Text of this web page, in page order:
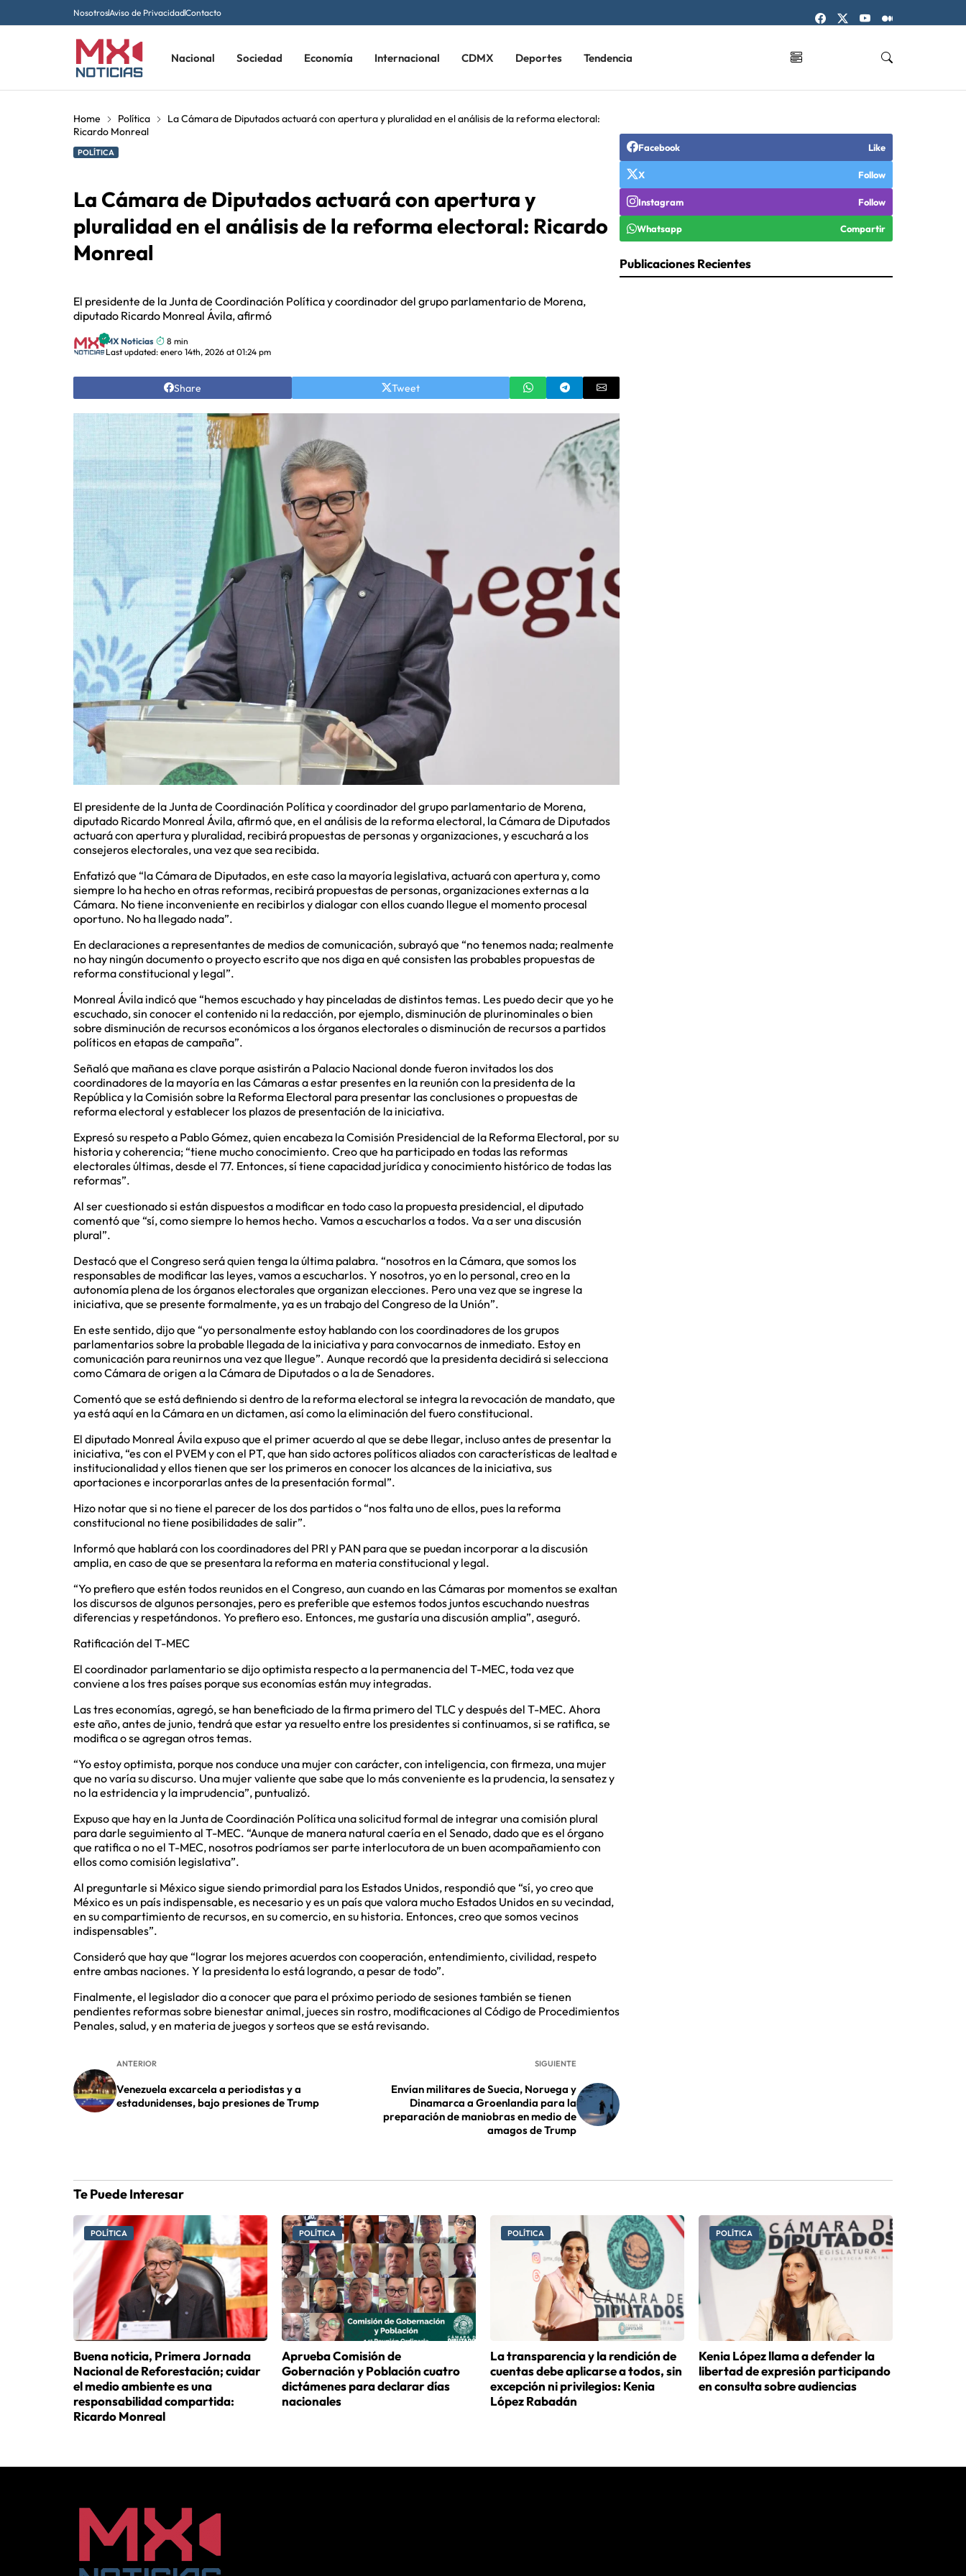
NosotrosAviso de PrivacidadContacto
Nacional Sociedad Economía Internacional CDMX Deportes Tendencia
Home Política
La Cámara de Diputados actuará con apertura y pluralidad en el análisis de la reforma electoral:
Ricardo Monreal
POLÍTICA
La Cámara de Diputados actuará con apertura y
pluralidad en el análisis de la reforma electoral: Ricardo
Monreal
El presidente de la Junta de Coordinación Política y coordinador del grupo parlamentario de Morena,
diputado Ricardo Monreal Ávila, afirmó
MX Noticias
8 min
Last updated: enero 14th, 2026 at 01:24 pm
Share Tweet
El presidente de la Junta de Coordinación Política y coordinador del grupo parlamentario de Morena,
diputado Ricardo Monreal Ávila, afirmó que, en el análisis de la reforma electoral, la Cámara de Diputados
actuará con apertura y pluralidad, recibirá propuestas de personas y organizaciones, y escuchará a los
consejeros electorales, una vez que sea recibida.
Enfatizó que “la Cámara de Diputados, en este caso la mayoría legislativa, actuará con apertura y, como
siempre lo ha hecho en otras reformas, recibirá propuestas de personas, organizaciones externas a la
Cámara. No tiene inconveniente en recibirlos y dialogar con ellos cuando llegue el momento procesal
oportuno. No ha llegado nada”.
En declaraciones a representantes de medios de comunicación, subrayó que “no tenemos nada; realmente
no hay ningún documento o proyecto escrito que nos diga en qué consisten las probables propuestas de
reforma constitucional y legal”.
Monreal Ávila indicó que “hemos escuchado y hay pinceladas de distintos temas. Les puedo decir que yo he
escuchado, sin conocer el contenido ni la redacción, por ejemplo, disminución de plurinominales o bien
sobre disminución de recursos económicos a los órganos electorales o disminución de recursos a partidos
políticos en etapas de campaña”.
Señaló que mañana es clave porque asistirán a Palacio Nacional donde fueron invitados los dos
coordinadores de la mayoría en las Cámaras a estar presentes en la reunión con la presidenta de la
República y la Comisión sobre la Reforma Electoral para presentar las conclusiones o propuestas de
reforma electoral y establecer los plazos de presentación de la iniciativa.
Expresó su respeto a Pablo Gómez, quien encabeza la Comisión Presidencial de la Reforma Electoral, por su
historia y coherencia; “tiene mucho conocimiento. Creo que ha participado en todas las reformas
electorales últimas, desde el 77. Entonces, sí tiene capacidad jurídica y conocimiento histórico de todas las
reformas”.
Al ser cuestionado si están dispuestos a modificar en todo caso la propuesta presidencial, el diputado
comentó que “sí, como siempre lo hemos hecho. Vamos a escucharlos a todos. Va a ser una discusión
plural”.
Destacó que el Congreso será quien tenga la última palabra. “nosotros en la Cámara, que somos los
responsables de modificar las leyes, vamos a escucharlos. Y nosotros, yo en lo personal, creo en la
autonomía plena de los órganos electorales que organizan elecciones. Pero una vez que se ingrese la
iniciativa, que se presente formalmente, ya es un trabajo del Congreso de la Unión”.
En este sentido, dijo que “yo personalmente estoy hablando con los coordinadores de los grupos
parlamentarios sobre la probable llegada de la iniciativa y para convocarnos de inmediato. Estoy en
comunicación para reunirnos una vez que llegue”. Aunque recordó que la presidenta decidirá si selecciona
como Cámara de origen a la Cámara de Diputados o a la de Senadores.
Comentó que se está definiendo si dentro de la reforma electoral se integra la revocación de mandato, que
ya está aquí en la Cámara en un dictamen, así como la eliminación del fuero constitucional.
El diputado Monreal Ávila expuso que el primer acuerdo al que se debe llegar, incluso antes de presentar la
iniciativa, “es con el PVEM y con el PT, que han sido actores políticos aliados con características de lealtad e
institucionalidad y ellos tienen que ser los primeros en conocer los alcances de la iniciativa, sus
aportaciones e incorporarlas antes de la presentación formal”.
Hizo notar que si no tiene el parecer de los dos partidos o “nos falta uno de ellos, pues la reforma
constitucional no tiene posibilidades de salir”.
Informó que hablará con los coordinadores del PRI y PAN para que se puedan incorporar a la discusión
amplia, en caso de que se presentara la reforma en materia constitucional y legal.
“Yo prefiero que estén todos reunidos en el Congreso, aun cuando en las Cámaras por momentos se exaltan
los discursos de algunos personajes, pero es preferible que estemos todos juntos escuchando nuestras
diferencias y respetándonos. Yo prefiero eso. Entonces, me gustaría una discusión amplia”, aseguró.
Ratificación del T-MEC
El coordinador parlamentario se dijo optimista respecto a la permanencia del T-MEC, toda vez que
conviene a los tres países porque sus economías están muy integradas.
Las tres economías, agregó, se han beneficiado de la firma primero del TLC y después del T-MEC. Ahora
este año, antes de junio, tendrá que estar ya resuelto entre los presidentes si continuamos, si se ratifica, se
modifica o se agregan otros temas.
“Yo estoy optimista, porque nos conduce una mujer con carácter, con inteligencia, con firmeza, una mujer
que no varía su discurso. Una mujer valiente que sabe que lo más conveniente es la prudencia, la sensatez y
no la estridencia y la imprudencia”, puntualizó.
Expuso que hay en la Junta de Coordinación Política una solicitud formal de integrar una comisión plural
para darle seguimiento al T-MEC. “Aunque de manera natural caería en el Senado, dado que es el órgano
que ratifica o no el T-MEC, nosotros podríamos ser parte interlocutora de un buen acompañamiento con
ellos como comisión legislativa”.
Al preguntarle si México sigue siendo primordial para los Estados Unidos, respondió que “sí, yo creo que
México es un país indispensable, es necesario y es un país que valora mucho Estados Unidos en su vecindad,
en su compartimiento de recursos, en su comercio, en su historia. Entonces, creo que somos vecinos
indispensables”.
Consideró que hay que “lograr los mejores acuerdos con cooperación, entendimiento, civilidad, respeto
entre ambas naciones. Y la presidenta lo está logrando, a pesar de todo”.
Finalmente, el legislador dio a conocer que para el próximo periodo de sesiones también se tienen
pendientes reformas sobre bienestar animal, jueces sin rostro, modificaciones al Código de Procedimientos
Penales, salud, y en materia de juegos y sorteos que se está revisando.
ANTERIOR
Venezuela excarcela a periodistas y a
estadunidenses, bajo presiones de Trump
SIGUIENTE
Envían militares de Suecia, Noruega y
Dinamarca a Groenlandia para la
preparación de maniobras en medio de
amagos de Trump
Facebook Like
X Follow
Instagram Follow
Whatsapp Compartir
Publicaciones Recientes
Te Puede Interesar
POLÍTICA
Buena noticia, Primera Jornada
Nacional de Reforestación; cuidar
el medio ambiente es una
responsabilidad compartida:
Ricardo Monreal
POLÍTICA
Aprueba Comisión de
Gobernación y Población cuatro
dictámenes para declarar días
nacionales
POLÍTICA
La transparencia y la rendición de
cuentas debe aplicarse a todos, sin
excepción ni privilegios: Kenia
López Rabadán
POLÍTICA
Kenia López llama a defender la
libertad de expresión participando
en consulta sobre audiencias